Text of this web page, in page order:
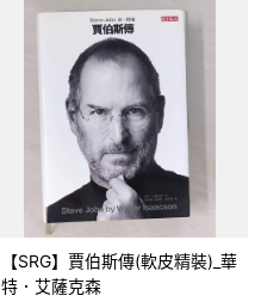
【SRG】賈伯斯傳(軟皮精裝)_華
特．艾薩克森